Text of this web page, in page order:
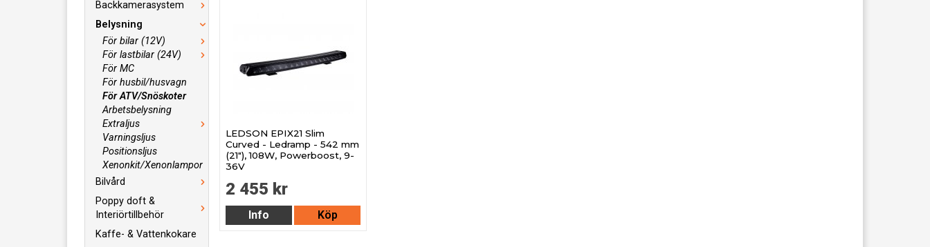
Backkamerasystem
Belysning
För bilar (12V)
För lastbilar (24V)
För MC
För husbil/husvagn
För ATV/Snöskoter
Arbetsbelysning
Extraljus
Varningsljus
Positionsljus
Xenonkit/Xenonlampor
Bilvård
Poppy doft &
Interiörtillbehör
Kaffe- & Vattenkokare
LEDSON EPIX21 Slim
Curved - Ledramp - 542 mm
(21"), 108W, Powerboost, 9-
36V
2 455 kr
Info Köp